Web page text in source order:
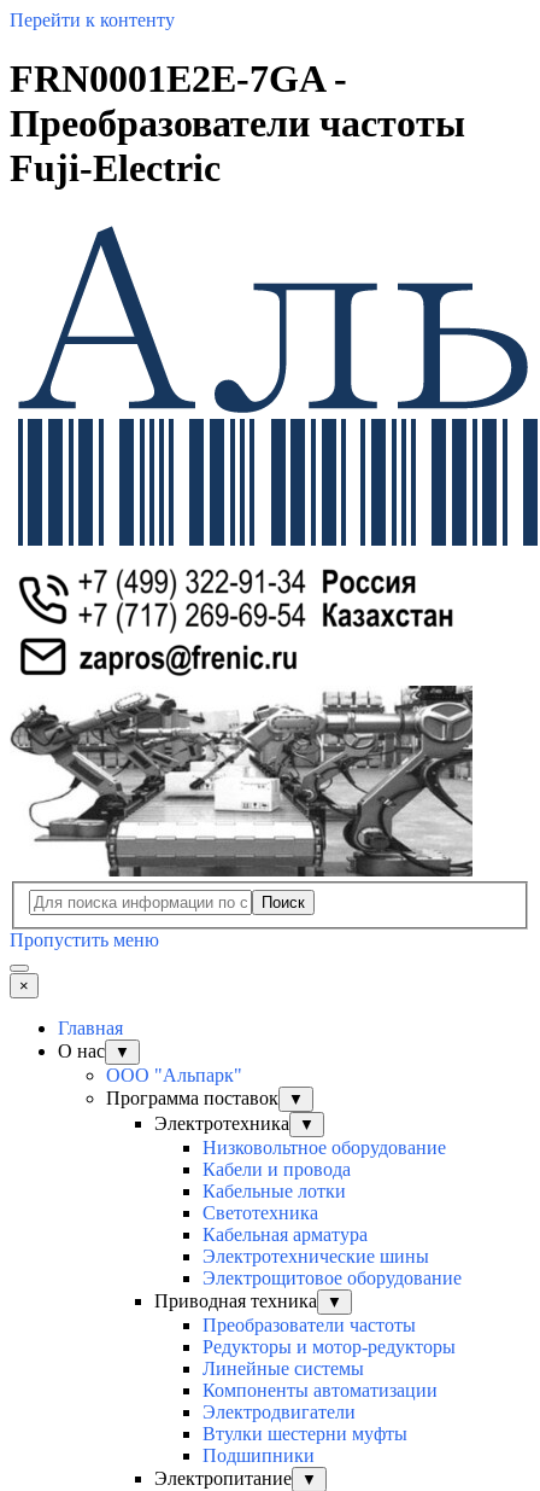
Перейти к контенту
FRN0001E2E-7GA -
Преобразователи частоты
Fuji-Electric
Поиск
Пропустить меню
×
Главная
О нас
▼
ООО "Альпарк"
Программа поставок
▼
Электротехника ▼
Низковольтное оборудование
Кабели и провода
Кабельные лотки
Светотехника
Кабельная арматура
Электротехнические шины
Электрощитовое оборудование
Приводная техника
▼
Преобразователи частоты
Редукторы и мотор-редукторы
Линейные системы
Компоненты автоматизации
Электродвигатели
Втулки шестерни муфты
Подшипники
Электропитание
▼